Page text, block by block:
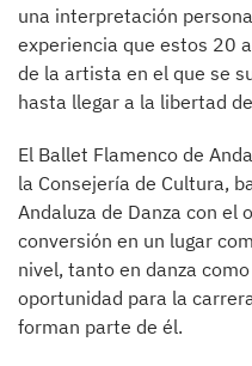
una interpretación
experiencia que estos 20
de la artista en el que se
hasta llegar a la libertad
El Ballet Flamenco de
la Consejería de Cultura,
Andaluza de Danza con el
conversión en un lugar
nivel, tanto en danza
oportunidad para la
forman parte de él.